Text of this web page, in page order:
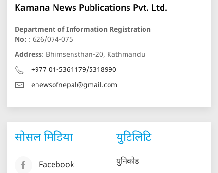
Kamana News Publications Pvt. Ltd.
Department of Information Registration
No: : 626/074-075
Address: Bhimsensthan-20, Kathmandu
+977 01-5361179/5318990
enewsofnepal@gmail.com
सोसल मिडिया
Facebook
युटिलिटि
युनिकोड